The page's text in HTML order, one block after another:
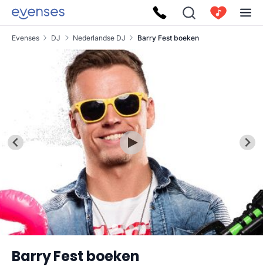
Evenses DJ Nederlandse DJ Barry Fest boeken
Barry Fest boeken